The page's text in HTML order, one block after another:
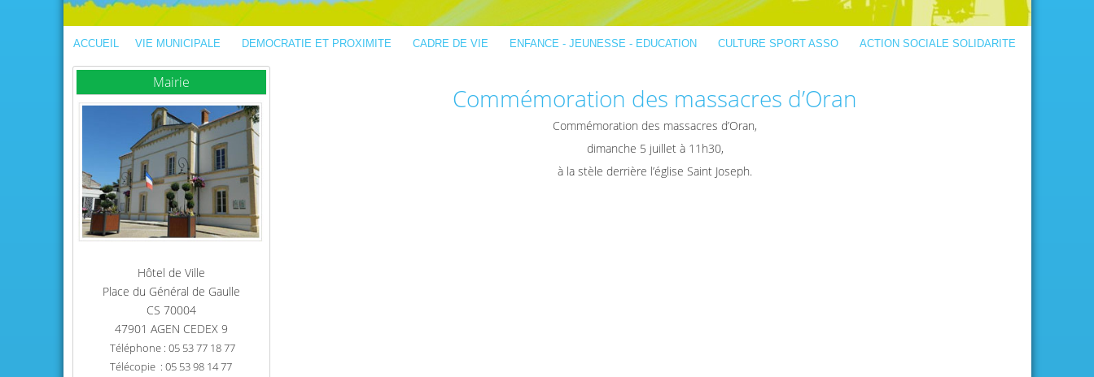
ACCUEIL VIE MUNICIPALE DEMOCRATIE ET PROXIMITE CADRE DE VIE ENFANCE - JEUNESSE - EDUCATION CULTURE SPORT ASSO ACTION SOCIALE SOLIDARITE
Mairie
Hôtel de Ville
Place du Général de Gaulle
CS 70004
47901 AGEN CEDEX 9
Téléphone : 05 53 77 18 77
Télécopie : 05 53 98 14 77
Commémoration des massacres d’Oran
Commémoration des massacres d’Oran,
dimanche 5 juillet à 11h30,
à la stèle derrière l’église Saint Joseph.